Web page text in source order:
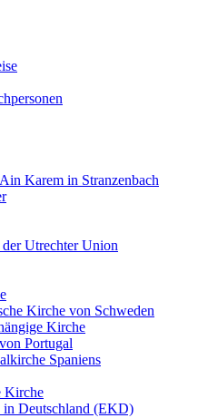
Karem in Stranzenbach
Utrechter Union
Kirche von Schweden
Kirche
Portugal
Spaniens
Kirche
in Deutschland (EKD)